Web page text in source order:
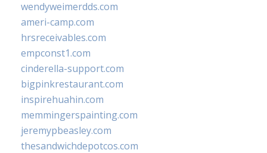
wendyweimerdds.com
ameri-camp.com
hrsreceivables.com
empconst1.com
cinderella-support.com
bigpinkrestaurant.com
inspirehuahin.com
memmingerspainting.com
jeremypbeasley.com
thesandwichdepotcos.com